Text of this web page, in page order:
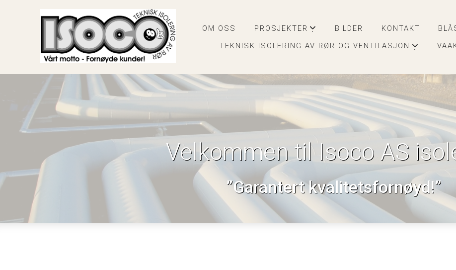
OM OSS PROSJEKTER BILDER KONTAKT
TEKNISK ISOLERING AV RØR OG VENTILASJON
Velkommen til Isoco AS
”Garantert kvalitetsfornøyd!”